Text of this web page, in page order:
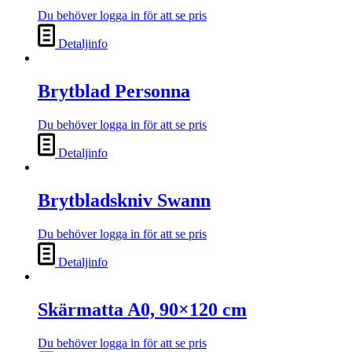
Du behöver logga in för att se pris
Detaljinfo
Brytblad Personna
Du behöver logga in för att se pris
Detaljinfo
Brytbladskniv Swann
Du behöver logga in för att se pris
Detaljinfo
Skärmatta A0, 90×120 cm
Du behöver logga in för att se pris